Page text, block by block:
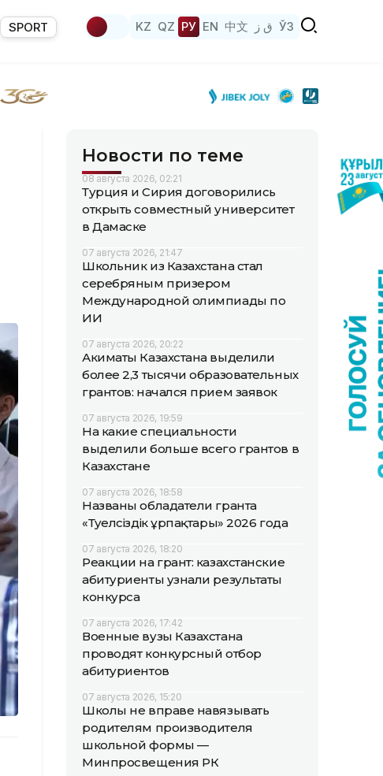
SPORT KZ QZ РУ EN 中文 ق ز ЎЗ
Новости по теме
08 августа 2026, 02:21
Турция и Сирия договорились
открыть совместный университет
в Дамаске
07 августа 2026, 21:47
Школьник из Казахстана стал
серебряным призером
Международной олимпиады по
ИИ
07 августа 2026, 20:22
Акиматы Казахстана выделили
более 2,3 тысячи образовательных
грантов: начался прием заявок
07 августа 2026, 19:59
На какие специальности
выделили больше всего грантов в
Казахстане
07 августа 2026, 18:58
Названы обладатели гранта
«Тәуелсіздік ұрпақтары» 2026 года
07 августа 2026, 18:20
Реакции на грант: казахстанские
абитуриенты узнали результаты
конкурса
07 августа 2026, 17:42
Военные вузы Казахстана
проводят конкурсный отбор
абитуриентов
07 августа 2026, 15:20
Школы не вправе навязывать
родителям производителя
школьной формы —
Минпросвещения РК